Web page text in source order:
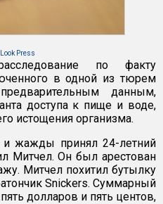
Press
по факту
в одной из тюрем
данным,
доступа к пище и воде,
истощения организма.
жажды принял 24-летний
Митчел. Он был арестован
Митчел похитил бутылку
Snickers. Суммарный
долларов и пять центов,